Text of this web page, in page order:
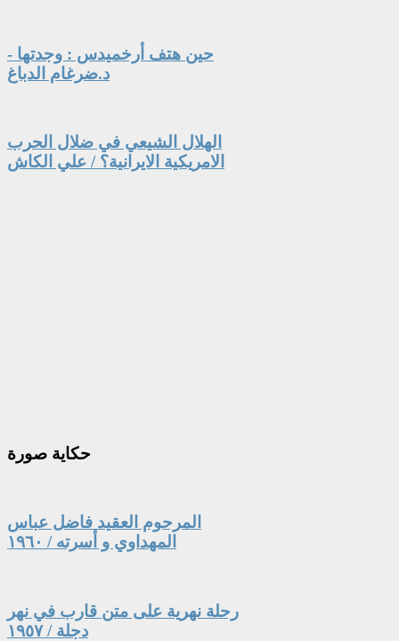
حين هتف أرخميدس : وجدتها -
د.ضرغام الدباغ
الهلال الشيعي في ضلال الحرب
الامريكية الايرانية؟ / علي الكاش
حكاية صورة
المرحوم العقيد فاضل عباس
المهداوي و أسرته / ١٩٦٠
رحلة نهرية على متن قارب في نهر
دجلة / ١٩٥٧